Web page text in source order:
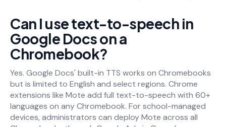
Can I use text-to-speech in
Google Docs on a
Chromebook?
Yes. Google Docs' built-in TTS works on Chromebooks
but is limited to English and select regions. Chrome
extensions like Mote add full text-to-speech with 60+
languages on any Chromebook. For school-managed
devices, administrators can deploy Mote across all